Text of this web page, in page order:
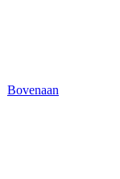
Bovenaan